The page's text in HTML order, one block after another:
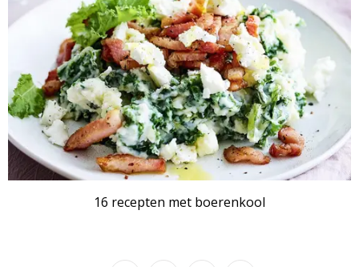
16 recepten met boerenkool